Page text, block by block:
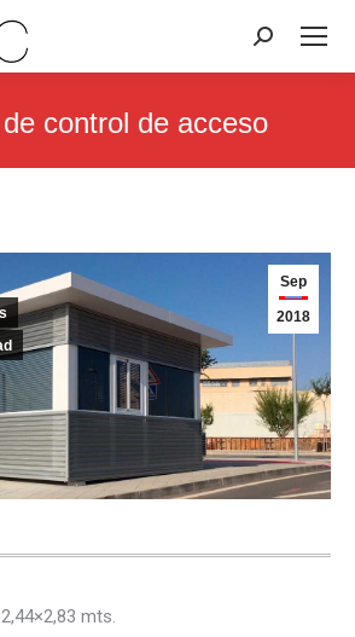
Search:
control de acceso
Sep
2018
mts.